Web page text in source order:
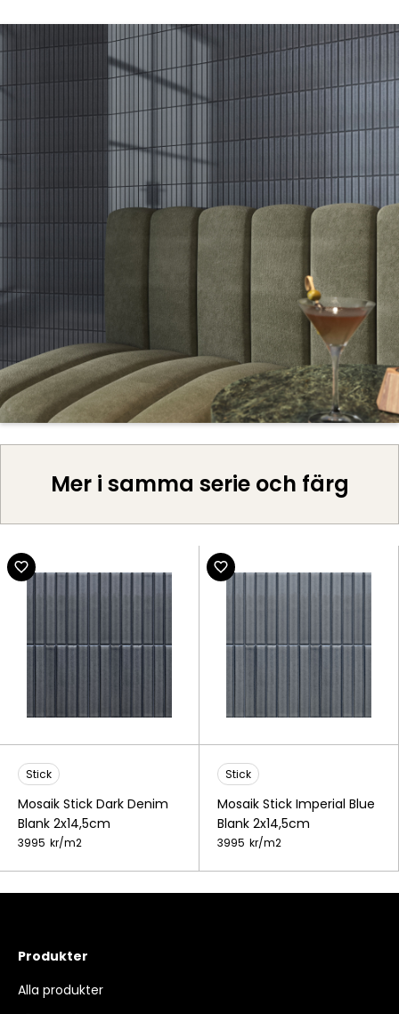
Mer i samma serie och färg
Stick
Mosaik Stick Dark Denim
Blank 2x14,5cm
3995 kr/m2
Stick
Mosaik Stick Imperial Blue
Blank 2x14,5cm
3995 kr/m2
Produkter
Alla produkter